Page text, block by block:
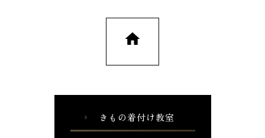
home
chevron_right きもの着付け教室